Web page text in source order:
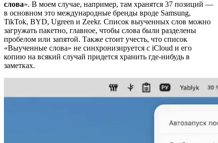
слова». В моем случае, например, там хранятся 37 позиций —
в основном это международные бренды вроде Samsung,
TikTok, BYD, Ugreen и Zeekr. Список выученных слов можно
загружать пакетно, главное, чтобы слова были разделены
пробелом или запятой. Также стоит учесть, что список
«Выученные слова» не синхронизируется с iCloud и его
копию на всякий случай придется хранить где-нибудь в
заметках.